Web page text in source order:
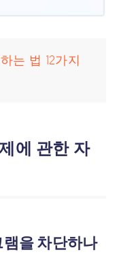
는 법 12가지
에 관한 자
을 차단하나